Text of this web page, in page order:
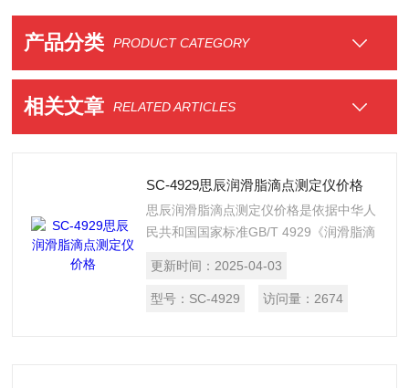
产品分类 PRODUCT CATEGORY
相关文章 RELATED ARTICLES
SC-4929思辰润滑脂滴点测定仪价格
思辰润滑脂滴点测定仪价格是依据中华人
民共和国国家标准GB/T 4929《润滑脂滴
于测定润滑脂的滴点。本仪器外形精巧，
易于操作，安全性能可靠。
更新时间： 2025-04-03
型号： SC-4929 访问量： 2674